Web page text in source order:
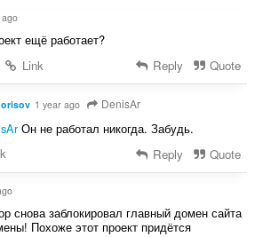
ещё работает?
Link Reply Quote
1 year ago DenisAr
Он не работал никогда. Забудь.
Reply Quote
снова заблокировал главный домен сайта
Похоже этот проект придётся